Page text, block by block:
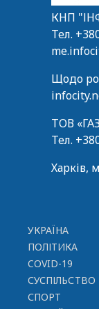
КНП
Тел.
Щодо
ТОВ
Тел.
Харків,
УКРАЇНА
ПОЛІТИКА
COVID-19
СУСПІЛЬСТВО
СПОРТ